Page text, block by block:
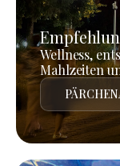
Wellness,
Mahlzeiten